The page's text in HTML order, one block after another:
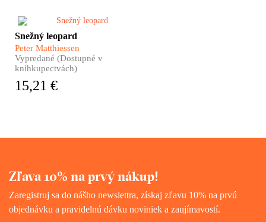
Himalájske dobrodružstvo,
nezvyčajný cestopis, hlboká
meditácia i silný
autobiografický román. Taký je
Snežný leopard Petra
Matthiessena, pútnika po
Award.
Snežný leopard
Peter Matthiessen
Vypredané (Dostupné v
kníhkupectvách)
15,21 €
Zľava 10% na prvý nákup!
Zaregistruj sa do nášho newslettra, získaj zľavu 10% na prvú
objednávku a pravidelnú dávku noviniek a zaujímavostí.